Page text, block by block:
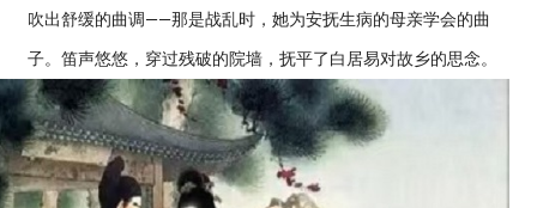
吹出舒缓的曲调——那是战乱时，她为安抚生病的母亲学会的曲
子。笛声悠悠，穿过残破的院墙，抚平了白居易对故乡的思念。